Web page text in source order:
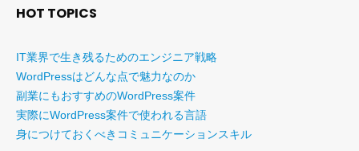
HOT TOPICS
IT業界で生き残るためのエンジニア戦略
WordPressはどんな点で魅力なのか
副業にもおすすめのWordPress案件
実際にWordPress案件で使われる言語
身につけておくべきコミュニケーションスキル